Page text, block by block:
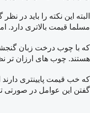
البته این نکته را باید در
مسلما قیمت بالاتری دارد.
که با چوب درخت زبان
هستند. چوب های ارزان تر
که خب قیمت پایینتری دارند
گفتن این عوامل در